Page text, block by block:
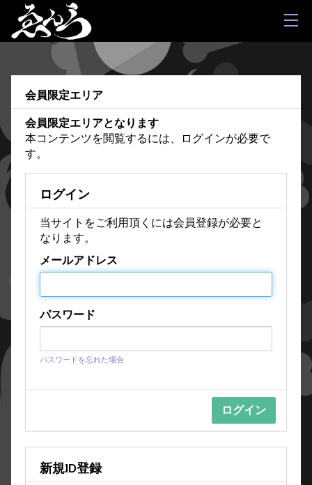
会員限定エリア
会員限定エリアとなります
本コンテンツを閲覧するには、ログインが必要で
す。
ログイン
当サイトをご利用頂くには会員登録が必要と
なります。
メールアドレス
パスワード
パスワードを忘れた場合
新規ID登録